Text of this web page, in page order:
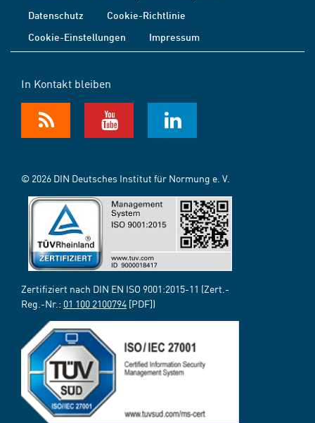
Datenschutz
Cookie-Richtlinie
Cookie-Einstellungen
Impressum
In Kontakt bleiben
© 2026 DIN Deutsches Institut für Normung e. V.
Zertifiziert nach DIN EN ISO 9001:2015-11 (Zert.-
Reg.-Nr.: 01 100 2100794 [PDF])